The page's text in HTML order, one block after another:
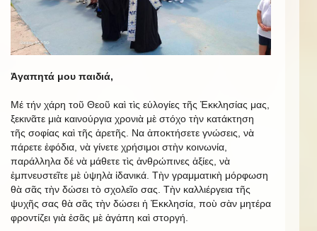
Ἀγαπητά μου παιδιά,
Μέ τήν χάρη τοῦ Θεοῦ καὶ τὶς εὐλογίες τῆς Ἐκκλησίας μας,
ξεκινᾶτε μιὰ καινούργια χρονιὰ μὲ στόχο τὴν κατάκτηση
τῆς σοφίας καὶ τῆς ἀρετῆς. Να ἀποκτήσετε γνώσεις, νὰ
πάρετε ἐφόδια, νὰ γίνετε χρήσιμοι στὴν κοινωνία,
παράλληλα δέ νὰ μάθετε τὶς ἀνθρώπινες ἀξίες, νὰ
ἐμπνευστεῖτε μὲ ὑψηλὰ ἰδανικά. Τὴν γραμματικὴ μόρφωση
θὰ σᾶς τὴν δώσει τὸ σχολεῖο σας. Τὴν καλλιέργεια τῆς
ψυχῆς σας θὰ σᾶς τὴν δώσει ἡ Ἐκκλησία, ποὺ σὰν μητέρα
φροντίζει γιὰ ἐσᾶς μὲ ἀγάπη καὶ στοργή.